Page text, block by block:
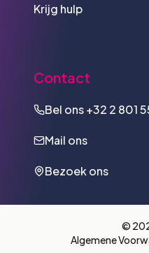
Krijg hulp
Contact
Bel ons+32 2 801
Mail ons
Bezoek ons
©
Algemene